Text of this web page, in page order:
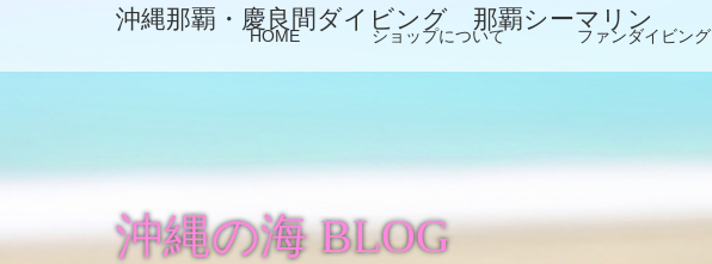
沖縄那覇・慶良間ダイビング 那覇シーマリン
HOME ショップについて ファンダイビング
沖縄の海 BLOG